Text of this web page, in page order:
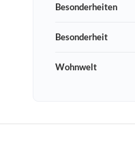
Besonderheiten
Besonderheit
Wohnwelt